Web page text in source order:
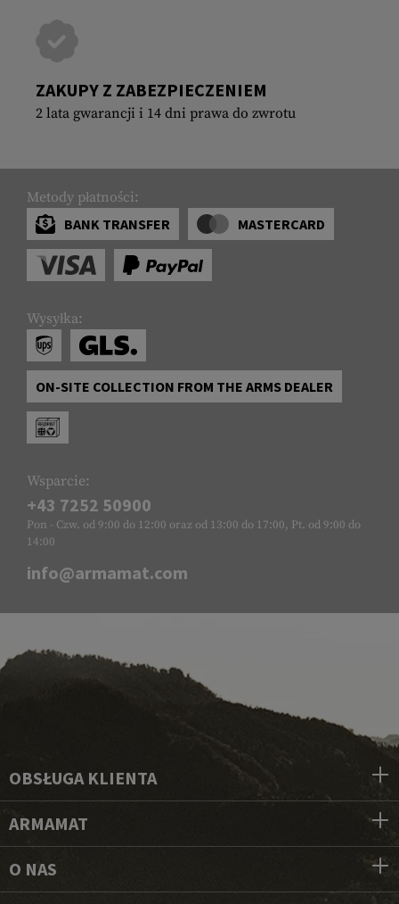
ZAKUPY Z ZABEZPIECZENIEM
2 lata gwarancji i 14 dni prawa do zwrotu
Metody płatności:
BANK TRANSFER
MASTERCARD
Wysyłka:
ON-SITE COLLECTION FROM THE ARMS DEALER
Wsparcie:
+43 7252 50900
Pon - Czw. od 9:00 do 12:00 oraz od 13:00 do 17:00, Pt. od 9:00 do
14:00
info@armamat.com
OBSŁUGA KLIENTA
ARMAMAT
O NAS